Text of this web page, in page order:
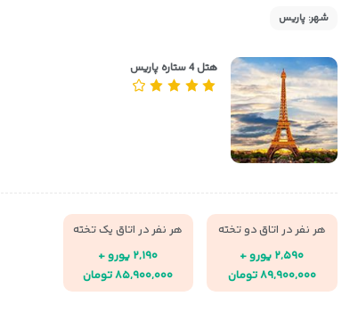
شهر: پاریس
هتل 4 ستاره پاریس
هر نفر در اتاق دو تخته
۲,۵۹۰ یورو +
۸۹,۹۰۰,۰۰۰ تومان
هر نفر در اتاق یک تخته
۲,۱۹۰ یورو +
۸۵,۹۰۰,۰۰۰ تومان